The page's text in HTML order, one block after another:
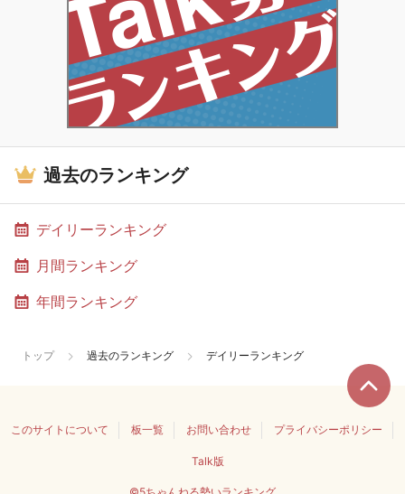
過去のランキング
デイリーランキング
月間ランキング
年間ランキング
トップ 過去のランキング デイリーランキング
このサイトについて 板一覧 お問い合わせ プライバシーポリシー
Talk版